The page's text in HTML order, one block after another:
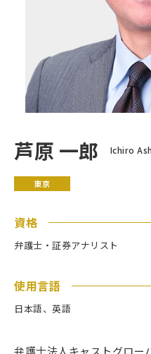
芦原 一郎 Ichiro
東京
資格
弁護士・証券アナリスト
使用言語
日本語、英語
弁護士法人キャストグロ